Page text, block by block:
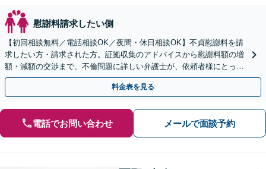
慰謝料請求したい側
【初回相談無料／電話相談OK／夜間・休日相談OK】不貞慰謝料を請
求したい方・請求された方。証拠収集のアドバイスから慰謝料額の増
額・減額の交渉まで、不倫問題に詳しい弁護士が、依頼者様にとって
最善の解決策をご提案いたします。
料金表を見る
電話でお問い合わせ メールで面談予約